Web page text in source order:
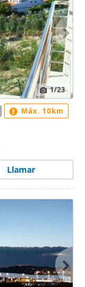
1/23
Llamar
Máx. 10km